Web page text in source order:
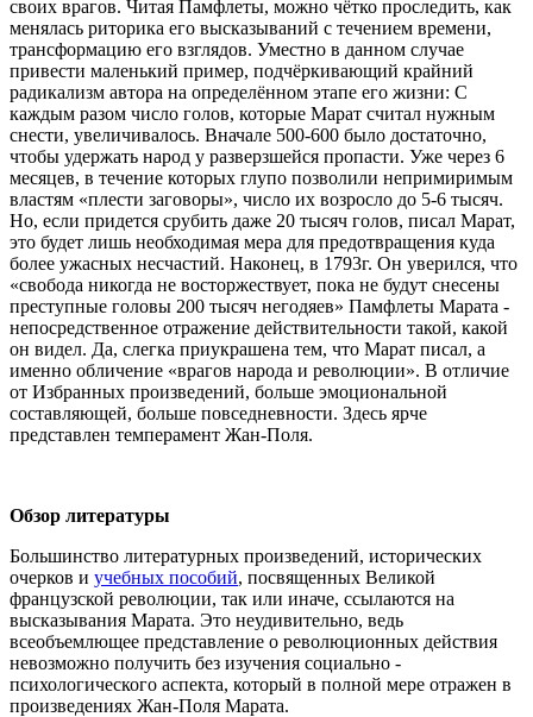
своих врагов. Читая Памфлеты, можно чётко проследить, как
менялась риторика его высказываний с течением времени,
трансформацию его взглядов. Уместно в данном случае
привести маленький пример, подчёркивающий крайний
радикализм автора на определённом этапе его жизни: С
каждым разом число голов, которые Марат считал нужным
снести, увеличивалось. Вначале 500-600 было достаточно,
чтобы удержать народ у разверзшейся пропасти. Уже через 6
месяцев, в течение которых глупо позволили непримиримым
властям «плести заговоры», число их возросло до 5-6 тысяч.
Но, если придется срубить даже 20 тысяч голов, писал Марат,
это будет лишь необходимая мера для предотвращения куда
более ужасных несчастий. Наконец, в 1793г. Он уверился, что
«свобода никогда не восторжествует, пока не будут снесены
преступные головы 200 тысяч негодяев» Памфлеты Марата -
непосредственное отражение действительности такой, какой
он видел. Да, слегка приукрашена тем, что Марат писал, а
именно обличение «врагов народа и революции». В отличие
от Избранных произведений, больше эмоциональной
составляющей, больше повседневности. Здесь ярче
представлен темперамент Жан-Поля.
Обзор литературы
Большинство литературных произведений, исторических
очерков и учебных пособий, посвященных Великой
французской революции, так или иначе, ссылаются на
высказывания Марата. Это неудивительно, ведь
всеобъемлющее представление о революционных действия
невозможно получить без изучения социально -
психологического аспекта, который в полной мере отражен в
произведениях Жан-Поля Марата.